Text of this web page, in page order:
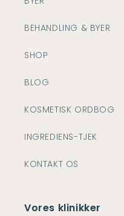
BEHANDLING & BYER
SHOP
BLOG
KOSMETISK ORDBOG
INGREDIENS-TJEK
KONTAKT OS
Vores klinikker